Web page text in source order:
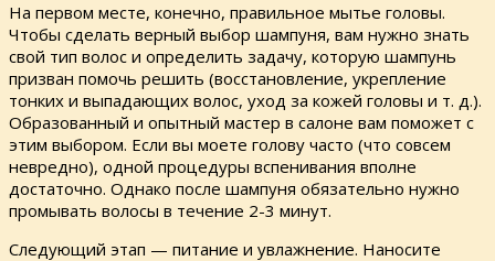
На первом месте, конечно, правильное мытье головы.
Чтобы сделать верный выбор шампуня, вам нужно знать
свой тип волос и определить задачу, которую шампунь
призван помочь решить (восстановление, укрепление
тонких и выпадающих волос, уход за кожей головы и т. д.).
Образованный и опытный мастер в салоне вам поможет с
этим выбором. Если вы моете голову часто (что совсем
невредно), одной процедуры вспенивания вполне
достаточно. Однако после шампуня обязательно нужно
промывать волосы в течение 2-3 минут.
Следующий этап — питание и увлажнение. Наносите